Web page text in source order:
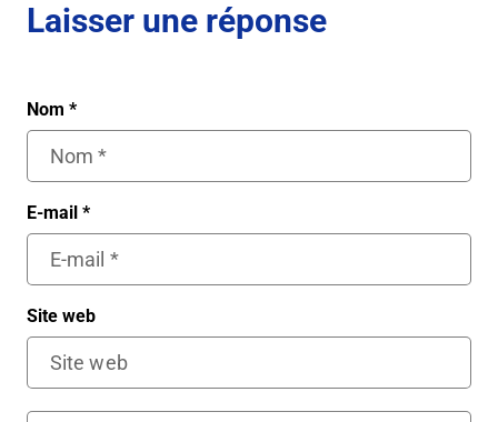
Laisser une réponse
Nom *
E-mail *
Site web